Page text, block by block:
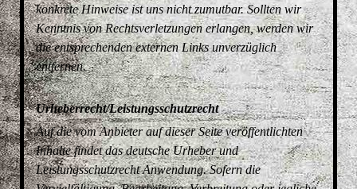
konkrete Hinweise ist uns nicht zumutbar. Sollten wir
Kenntnis von Rechtsverletzungen erlangen, werden wir
die entsprechenden externen Links unverzüglich
entfernen.
Urheberrecht/Leistungsschutzrecht
Auf die vom Anbieter auf dieser Seite veröffentlichten
Inhalte findet das deutsche Urheber und
Leistungsschutzrecht Anwendung. Sofern die